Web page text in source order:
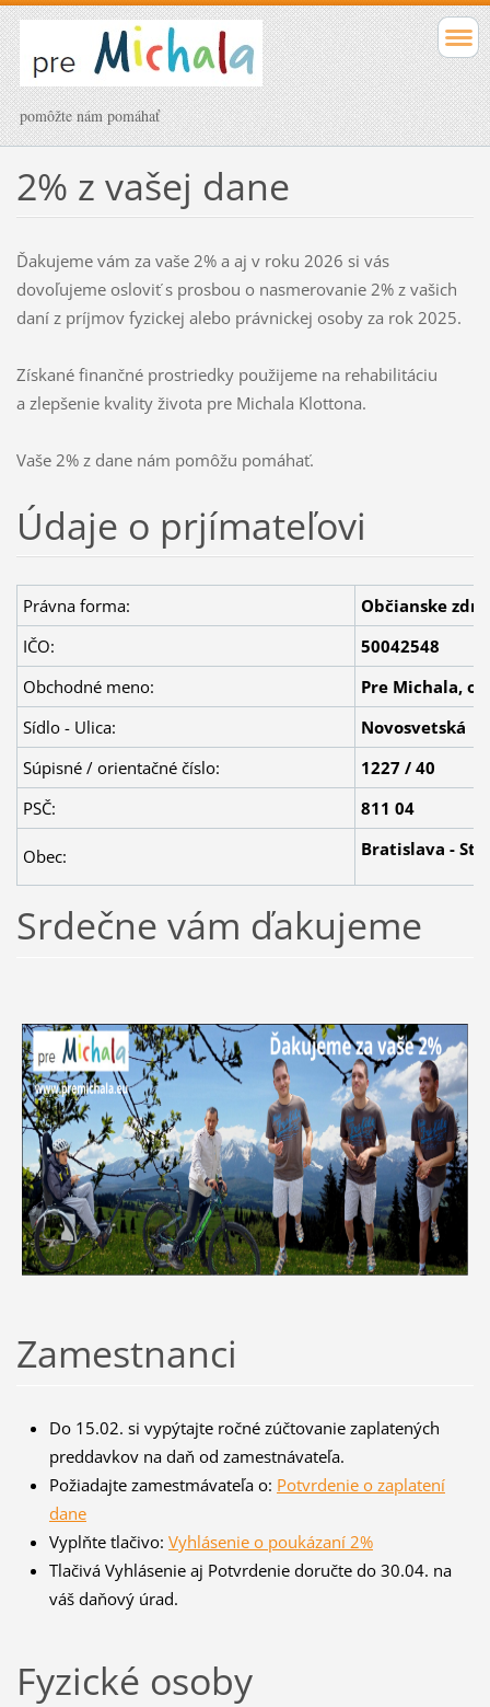
pomôžte nám pomáhať
2% z vašej dane
Ďakujeme vám za vaše 2% a aj v roku 2026 si vás
dovoľujeme osloviť s prosbou o nasmerovanie 2% z vašich
daní z príjmov fyzickej alebo právnickej osoby za rok 2025.
Získané finančné prostriedky použijeme na rehabilitáciu
a zlepšenie kvality života pre Michala Klottona.
Vaše 2% z dane nám pomôžu pomáhať.
Údaje o prjímateľovi
Právna forma:
Občianske
IČO:
50042548
Obchodné meno:
Pre Michala,
Sídlo - Ulica:
Novosvetská
Súpisné / orientačné číslo:
1227 / 40
PSČ:
811 04
Obec: Bratislava -
Srdečne vám ďakujeme
Zamestnanci
Do 15.02. si vypýtajte ročné zúčtovanie zaplatených
preddavkov na daň od zamestnávateľa.
Požiadajte zamestmávateľa o: Potvrdenie o zaplatení
dane
Vyplňte tlačivo: Vyhlásenie o poukázaní 2%
Tlačivá Vyhlásenie aj Potvrdenie doručte do 30.04. na
váš daňový úrad.
Fyzické osoby